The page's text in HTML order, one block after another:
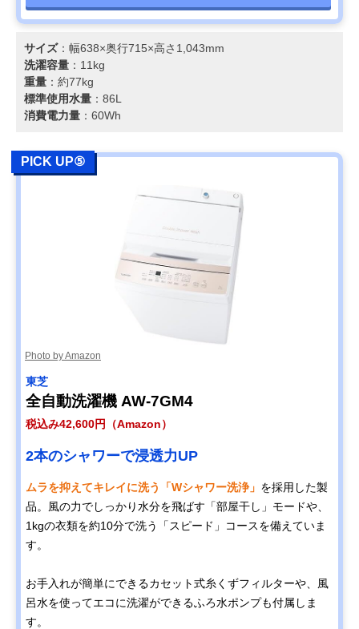
サイズ：幅638×奥行715×高さ1,043mm
洗濯容量 ：11kg
重量 ：約77kg
標準使用水量 ：86L
消費電力量 ：60Wh
PICK UP⑤
Photo by Amazon
東芝
全自動洗濯機 AW-7GM4
税込み42,600円（Amazon）
2本のシャワーで浸透力UP
ムラを抑えてキレイに洗う「Wシャワー洗浄」 を採用した製
品。風の力でしっかり水分を飛ばす「部屋干し」モードや、
1kgの衣類を約10分で洗う「スピード」コースを備えていま
す。
お手入れが簡単にできるカセット式糸くずフィルターや、風
呂水を使ってエコに洗濯ができるふろ水ポンプも付属しま
す。